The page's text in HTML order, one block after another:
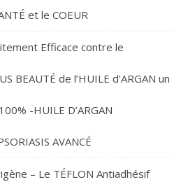
et le COEUR
Efficace contre le
BEAUTÉ de l’HUILE d’ARGAN un
-HUILE D’ARGAN
AVANCÉ
– Le TÉFLON Antiadhésif